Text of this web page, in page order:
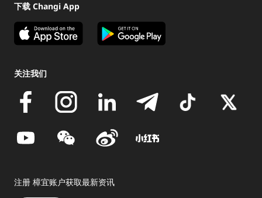
下载 Changi App
关注我们
注册 樟宜账户获取最新资讯